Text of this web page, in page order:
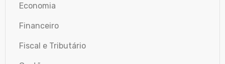
Economia
Financeiro
Fiscal e Tributário